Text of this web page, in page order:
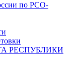
по РСО-
РЕСПУБЛИКИ